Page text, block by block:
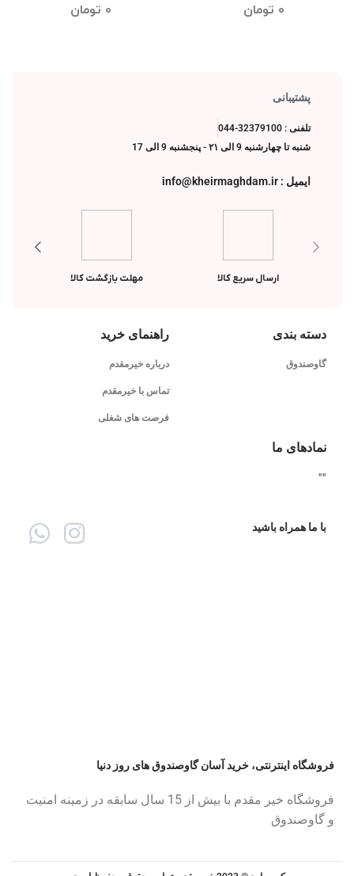
0 تومان 0 تومان
پشتیبانی
تلفنی : 32379100-044
شنبه تا چهارشنبه 9 الی ۲۱ - پنجشنبه 9 الی 17
ایمیل : info@kheirmaghdam.ir
ارسال سریع کالا مهلت بازگشت کالا
دسته بندی
گاوصندوق
راهنمای خرید
درباره خیرمقدم
تماس با خیرمقدم
فرصت های شغلی
نمادهای ما
"
"
با ما همراه باشید
فروشگاه اینترنتی، خرید آسان گاوصندوق های روز دنیا
فروشگاه خیر مقدم با بیش از 15 سال سابقه در زمینه امنیت
و گاوصندوق